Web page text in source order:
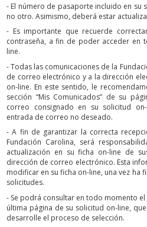
- El número de pasaporte incluido en su
no otro. Asimismo, deberá estar
- Es importante que recuerde
contraseña, a fin de poder acceder en
line.
- Todas las comunicaciones de la
de correo electrónico y a la dirección
on-line. En este sentido, le
sección “Mis Comunicados” de su
correo consignado en su solicitud
entrada de correo no deseado.
- A fin de garantizar la correcta
Fundación Carolina, será
actualización en su ficha on-line de
dirección de correo electrónico. Esta
modificar en su ficha on-line, una vez ha
solicitudes.
- Se podrá consultar en todo momento
última página de su solicitud on-line,
desarrolle el proceso de selección.